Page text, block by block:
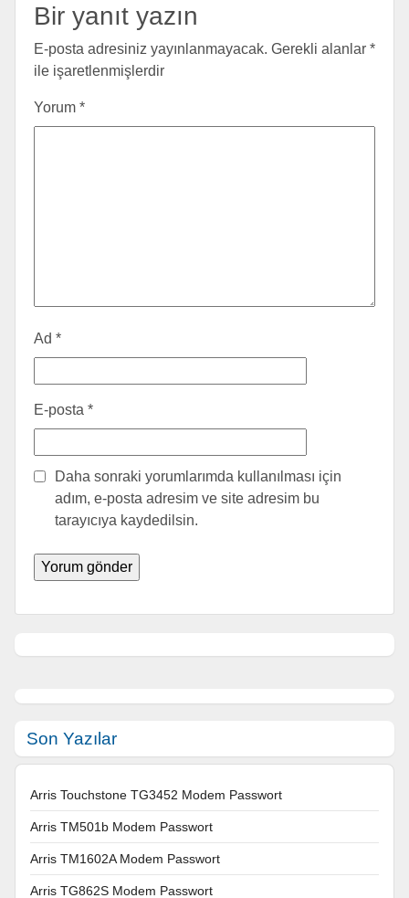
Bir yanıt yazın
E-posta adresiniz yayınlanmayacak. Gerekli alanlar *
ile işaretlenmişlerdir
Yorum *
Ad *
E-posta *
Daha sonraki yorumlarımda kullanılması için
adım, e-posta adresim ve site adresim bu
tarayıcıya kaydedilsin.
Son Yazılar
Arris Touchstone TG3452 Modem Passwort
Arris TM501b Modem Passwort
Arris TM1602A Modem Passwort
Arris TG862S Modem Passwort